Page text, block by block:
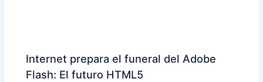
Internet prepara el funeral del Adobe
Flash: El futuro HTML5